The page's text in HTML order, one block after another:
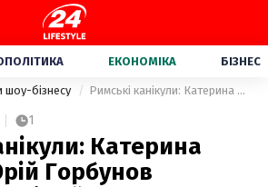
ЕКОНОМІКА БІЗНЕС
шоу-бізнесу Римські канікули: Катерина Осадча і Юрій Горбунов зачарували сімейними знімками
1
Катерина
Горбунов